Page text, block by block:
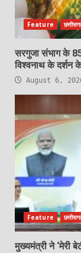
Feature
सरगुजा संभाग के
विश्वनाथ के दर्शन
August 6,
Feature
मुख्यमंत्री ने ‘मेरी